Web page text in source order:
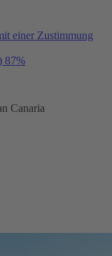
einer Zustimmung
87%
Canaria